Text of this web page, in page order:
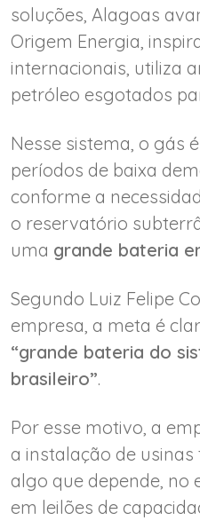
soluções, Alagoas
Origem Energia,
internacionais, utiliza
petróleo esgotados
Nesse sistema, o gás
períodos de baixa
conforme a
o reservatório
uma grande bateria
Segundo Luiz Felipe
empresa, a meta é
“grande bateria do
brasileiro”.
Por esse motivo, a
a instalação de usinas
algo que depende, no
em leilões de